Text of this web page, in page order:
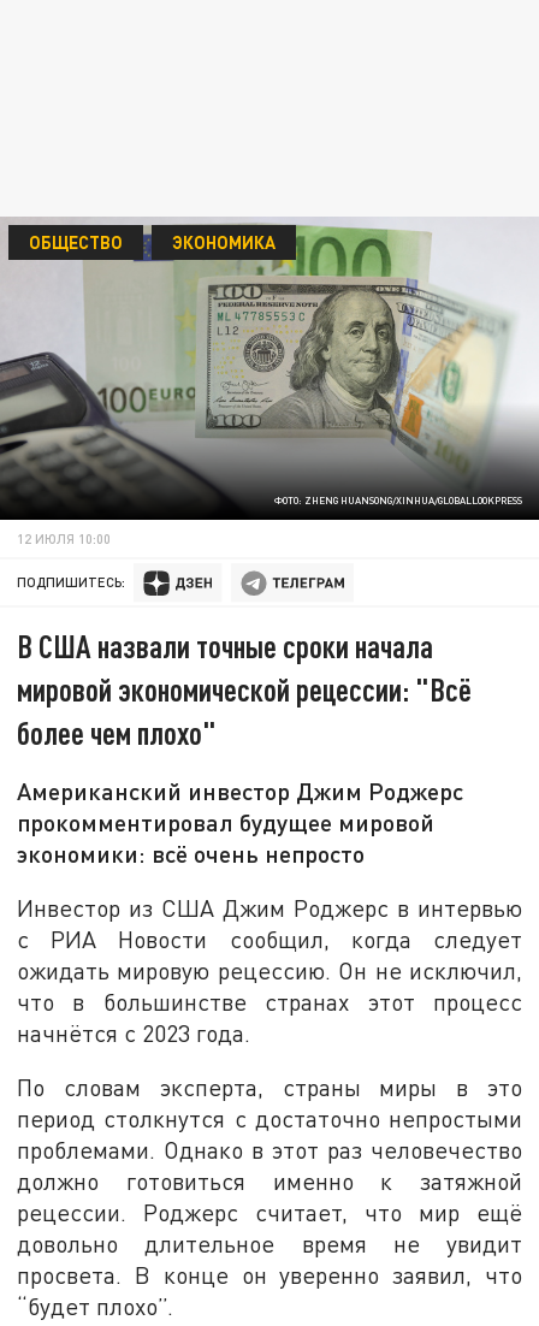
ФОТО: ZHENG HUANSONG/XINHUA/GLOBALLOOKPRESS
ОБЩЕСТВО ЭКОНОМИКА
12 ИЮЛЯ 10:00
ПОДПИШИТЕСЬ:
В США назвали точные сроки начала
мировой экономической рецессии: "Всё
более чем плохо"
Американский инвестор Джим Роджерс
прокомментировал будущее мировой
экономики: всё очень непросто
Инвестор из США Джим Роджерс в интервью
с РИА Новости сообщил, когда следует
ожидать мировую рецессию. Он не исключил,
что в большинстве странах этот процесс
начнётся с 2023 года.
По словам эксперта, страны миры в это
период столкнутся с достаточно непростыми
проблемами. Однако в этот раз человечество
должно готовиться именно к затяжной
рецессии. Роджерс считает, что мир ещё
довольно длительное время не увидит
просвета. В конце он уверенно заявил, что
“будет плохо”.